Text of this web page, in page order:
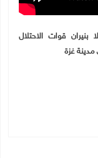
قوات الاحتلال
غزة